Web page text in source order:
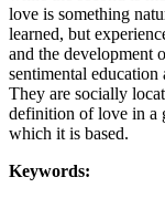
love is something
learned, but
and the development
sentimental
They are socially
definition of love in a
which it is based.
Keywords: